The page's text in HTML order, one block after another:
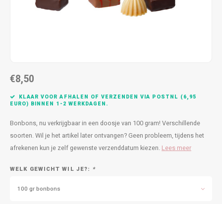
Huwelijk
Samenwonen / Verhuizen
Zorgtoppers
Nieuwste chocolade producten
€8,50
KLAAR VOOR AFHALEN OF VERZENDEN VIA POSTNL (6,95
EURO) BINNEN 1-2 WERKDAGEN.
Bonbons, nu verkrijgbaar in een doosje van 100 gram! Verschillende
soorten. Wil je het artikel later ontvangen? Geen probleem, tijdens het
afrekenen kun je zelf gewenste verzenddatum kiezen. Lees meer
WELK GEWICHT WIL JE?: *
100 gr bonbons